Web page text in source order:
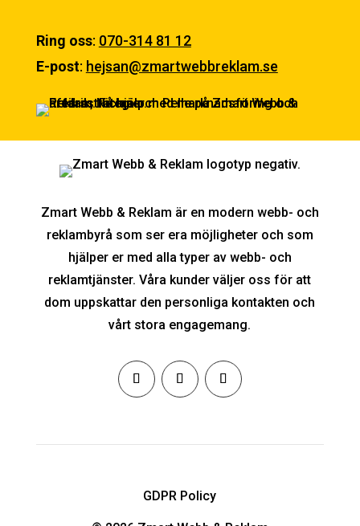
Ring oss: 070-314 81 12
E-post: hejsan@zmartwebbreklam.se
Zmart Webb & Reklam är en modern webb- och
reklambyrå som ser era möjligheter och som
hjälper er med alla typer av webb- och
reklamtjänster. Våra kunder väljer oss för att
dom uppskattar den personliga kontakten och
vårt stora engagemang.
GDPR Policy